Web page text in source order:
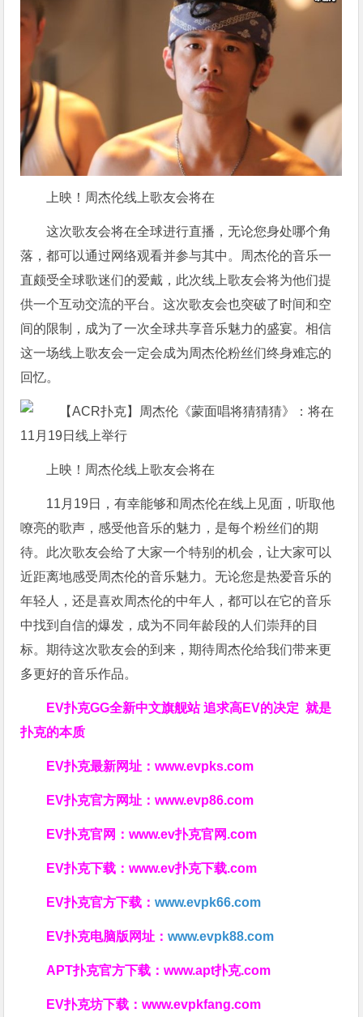
上映！周杰伦线上歌友会将在
这次歌友会将在全球进行直播，无论您身处哪个角
落，都可以通过网络观看并参与其中。周杰伦的音乐一
直颇受全球歌迷们的爱戴，此次线上歌友会将为他们提
供一个互动交流的平台。这次歌友会也突破了时间和空
间的限制，成为了一次全球共享音乐魅力的盛宴。相信
这一场线上歌友会一定会成为周杰伦粉丝们终身难忘的
回忆。
上映！周杰伦线上歌友会将在
11月19日，有幸能够和周杰伦在线上见面，听取他
嘹亮的歌声，感受他音乐的魅力，是每个粉丝们的期
待。此次歌友会给了大家一个特别的机会，让大家可以
近距离地感受周杰伦的音乐魅力。无论您是热爱音乐的
年轻人，还是喜欢周杰伦的中年人，都可以在它的音乐
中找到自信的爆发，成为不同年龄段的人们崇拜的目
标。期待这次歌友会的到来，期待周杰伦给我们带来更
多更好的音乐作品。
EV扑克GG全新中文旗舰站追求高EV的决定就是
扑克的本质
EV扑克最新网址：www.evpks.com
EV扑克官方网址：www.evp86.com
EV扑克官网：www.ev扑克官网.com
EV扑克下载：www.ev扑克下载.com
EV扑克官方下载：www.evpk66.com
EV扑克电脑版网址：www.evpk88.com
APT扑克官方下载：www.apt扑克.com
EV扑克坊下载：www.evpkfang.com